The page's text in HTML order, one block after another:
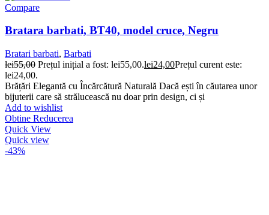
Compare
Bratara barbati, BT40, model cruce, Negru
Bratari barbati, Barbati
lei55,00 Prețul inițial a fost: lei55,00.lei24,00Prețul curent este:
lei24,00.
Brățări Elegantă cu Încărcătură Naturală Dacă ești în căutarea unor
bijuterii care să strălucească nu doar prin design, ci și
Add to wishlist
Obtine Reducerea
Quick View
Quick view
-43%